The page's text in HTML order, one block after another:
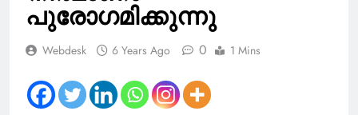
സംസാരിച്ച് മോദിയും
നെതന്യാഹുവും
പുരോഗമിക്കുന്നു
Webdesk 6 Years Ago 0 1 Mins